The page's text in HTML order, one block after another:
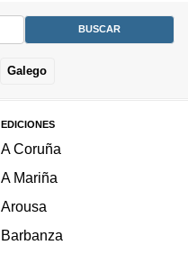
Galego
EDICIONES
A Coruña
A Mariña
Arousa
Barbanza